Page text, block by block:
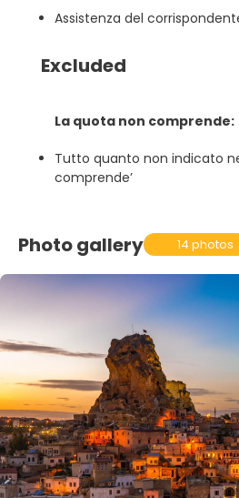
Assistenza del
Excluded
La quota non comprende:
Tutto quanto non indicato
comprende’
Photo gallery 14 photos